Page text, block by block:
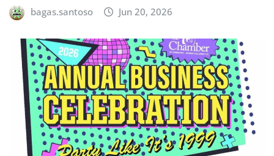
bagas.santoso Jun 20, 2026